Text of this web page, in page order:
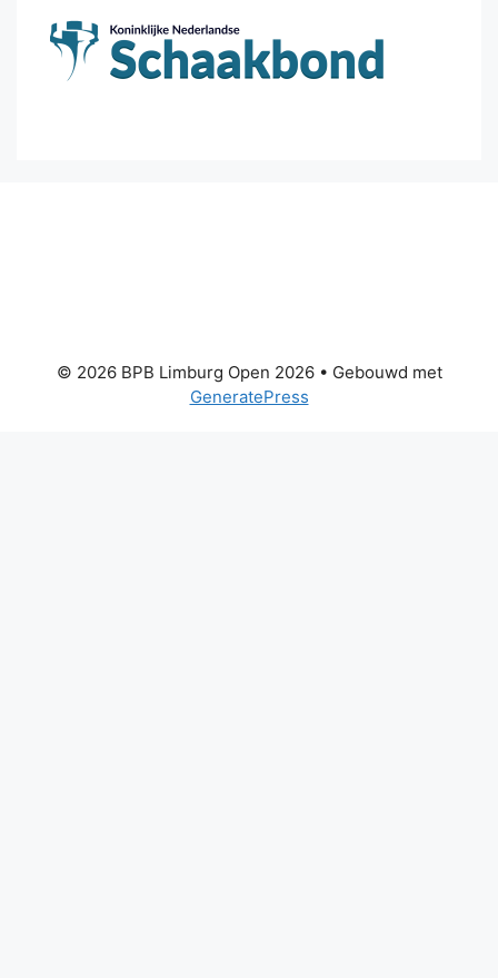
© 2026 BPB Limburg Open 2026• Gebouwd met
GeneratePress